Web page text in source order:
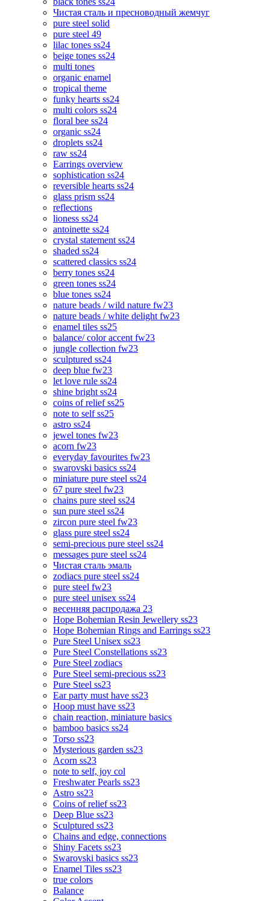
Чистая сталь и пресноводный жемчуг
pure steel solid
pure steel 49
lilac tones ss24
beige tones ss24
multi tones
organic enamel
tropical theme
funky hearts ss24
multi colors ss24
floral bee ss24
organic ss24
droplets ss24
raw ss24
Earrings overview
sophistication ss24
reversible hearts ss24
glass prism ss24
reflections
lioness ss24
antoinette ss24
crystal statement ss24
shaded ss24
scattered classics ss24
berry tones ss24
green tones ss24
blue tones ss24
nature beads / wild nature fw23
nature beads / white delight fw23
enamel tiles ss25
balance/ color accent fw23
jungle collection fw23
sculptured ss24
deep blue fw23
let love rule ss24
shine bright ss24
coins of relief ss25
note to self ss25
astro ss24
jewel tones fw23
acorn fw23
everyday favourites fw23
swarovski basics ss24
miniature pure steel ss24
67 pure steel fw23
chains pure steel ss24
sun pure steel ss24
zircon pure steel fw23
glass pure steel ss24
semi-precious pure steel ss24
messages pure steel ss24
Чистая сталь эмаль
zodiacs pure steel ss24
pure steel fw23
pure steel unisex ss24
весенняя распродажа 23
Hope Bohemian Resin Jewellery ss23
Hope Bohemian Rings and Earrings ss23
Pure Steel Unisex ss23
Pure Steel Constellations ss23
Pure Steel zodiacs
Pure Steel semi-precious ss23
Pure Steel ss23
Ear party must have ss23
Hoop must have ss23
chain reaction, miniature basics
bamboo basics ss24
Torso ss23
Mysterious garden ss23
Acorn ss23
note to self, joy col
Freshwater Pearls ss23
Astro ss23
Coins of relief ss23
Deep Blue ss23
Sculptured ss23
Chains and edge, connections
Shiny Facets ss23
Swarovski basics ss23
Enamel Tiles ss23
true colors
Balance